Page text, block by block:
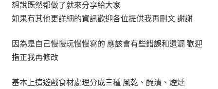
想說既然都做了就來分享給大家
如果有其他更詳細的資訊歡迎各位提供我再刪文 謝謝
因為是自己慢慢玩慢慢寫的 應該會有些錯誤和遺漏 歡迎
指正我再修改
基本上這遊戲食材處理分成三種 風乾、醃漬、煙燻